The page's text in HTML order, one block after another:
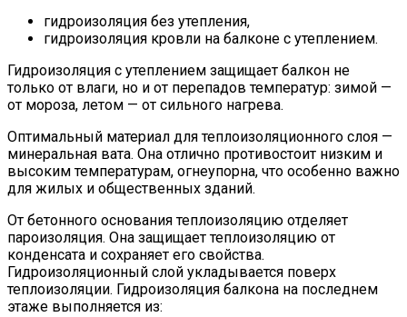
гидроизоляция без утепления,
гидроизоляция кровли на балконе с утеплением.
Гидроизоляция с утеплением защищает балкон не
только от влаги, но и от перепадов температур: зимой —
от мороза, летом — от сильного нагрева.
Оптимальный материал для теплоизоляционного слоя —
минеральная вата. Она отлично противостоит низким и
высоким температурам, огнеупорна, что особенно важно
для жилых и общественных зданий.
От бетонного основания теплоизоляцию отделяет
пароизоляция. Она защищает теплоизоляцию от
конденсата и сохраняет его свойства.
Гидроизоляционный слой укладывается поверх
теплоизоляции. Гидроизоляция балкона на последнем
этаже выполняется из: